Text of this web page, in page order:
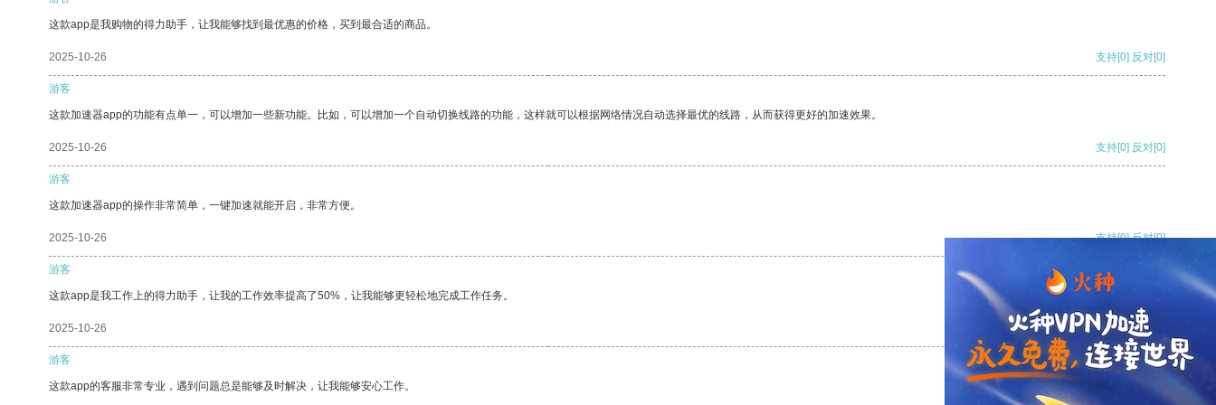
这款app是我购物的得力助手，让我能够找到最优惠的价格，买到最合适的商品。
2025-10-26 支持[0] 反对[0]
游客
这款加速器app的功能有点单一，可以增加一些新功能。比如，可以增加一个自动切换线路的功能，这样就可以根据网络情况自动选择最优的线路，从而获得更好的加速效果。
2025-10-26 支持[0] 反对[0]
游客
这款加速器app的操作非常简单，一键加速就能开启，非常方便。
2025-10-26 支持[0] 反对[0]
游客
这款app是我工作上的得力助手，让我的工作效率提高了50%，让我能够更轻松地完成工作任务。
2025-10-26 支持[0] 反对
游客
这款app的客服非常专业，遇到问题总是能够及时解决，让我能够安心工作。